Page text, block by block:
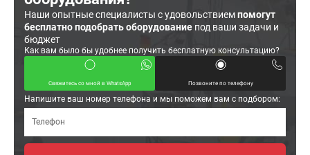
Наши опытные специалисты с удовольствиемпомогут
бесплатно подобрать оборудование под ваши задачи и
бюджет
Как вам было бы удобнее получить бесплатную консультацию?
Свяжитесь со мной в WhatsApp Позвоните по телефону
Напишите ваш номер телефона и мы поможем вам с подбором: